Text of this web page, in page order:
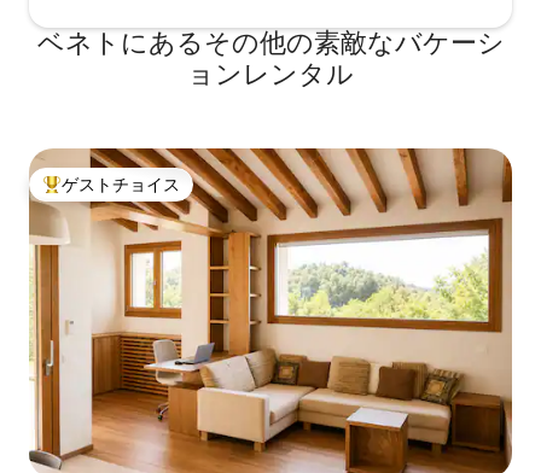
ベネトにあるその他の素敵なバケーシ
ョンレンタル
大好評のゲストチョイスです。
ゲストチョイス